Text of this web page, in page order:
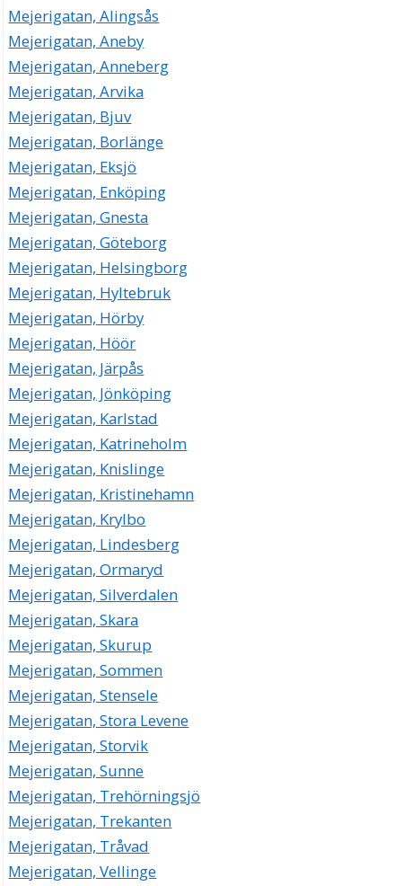
Mejerigatan, Alingsås
Mejerigatan, Aneby
Mejerigatan, Anneberg
Mejerigatan, Arvika
Mejerigatan, Bjuv
Mejerigatan, Borlänge
Mejerigatan, Eksjö
Mejerigatan, Enköping
Mejerigatan, Gnesta
Mejerigatan, Göteborg
Mejerigatan, Helsingborg
Mejerigatan, Hyltebruk
Mejerigatan, Hörby
Mejerigatan, Höör
Mejerigatan, Järpås
Mejerigatan, Jönköping
Mejerigatan, Karlstad
Mejerigatan, Katrineholm
Mejerigatan, Knislinge
Mejerigatan, Kristinehamn
Mejerigatan, Krylbo
Mejerigatan, Lindesberg
Mejerigatan, Ormaryd
Mejerigatan, Silverdalen
Mejerigatan, Skara
Mejerigatan, Skurup
Mejerigatan, Sommen
Mejerigatan, Stensele
Mejerigatan, Stora Levene
Mejerigatan, Storvik
Mejerigatan, Sunne
Mejerigatan, Trehörningsjö
Mejerigatan, Trekanten
Mejerigatan, Tråvad
Mejerigatan, Vellinge